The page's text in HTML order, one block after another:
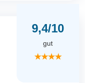
9,4/10
gut
★★★★